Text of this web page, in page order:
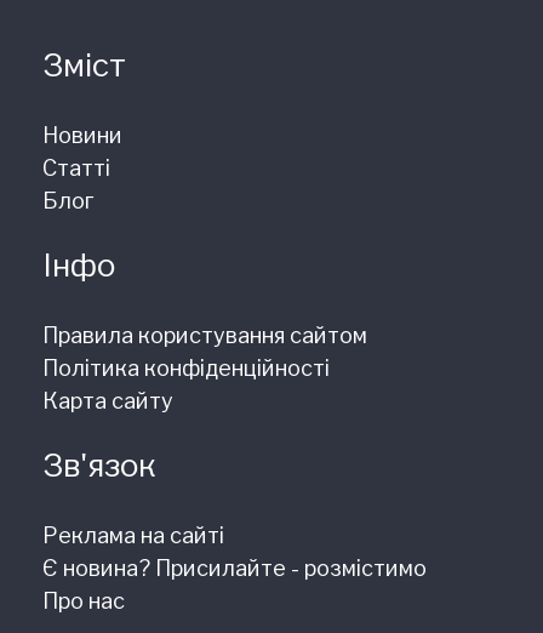
Зміст
Новини
Статті
Блог
Інфо
Правила користування сайтом
Політика конфіденційності
Карта сайту
Зв'язок
Реклама на сайті
Є новина? Присилайте - розмістимо
Про нас